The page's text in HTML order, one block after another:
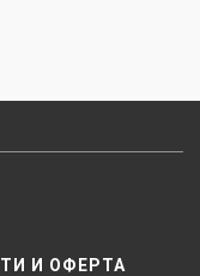
И ОФЕРТА